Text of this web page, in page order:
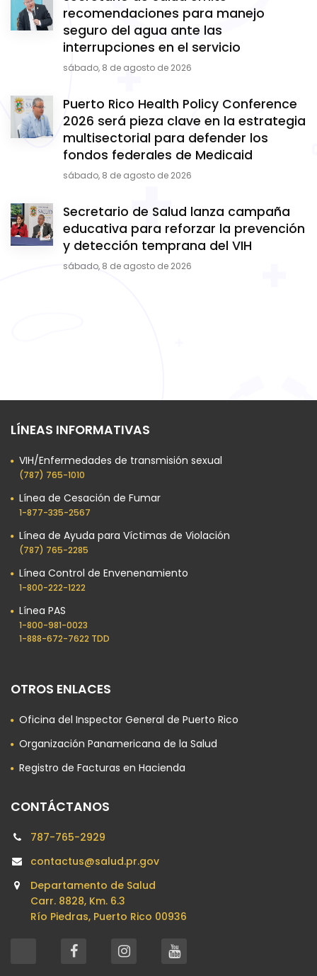
recomendaciones para manejo
seguro del agua ante las
interrupciones en el servicio
sábado, 8 de agosto de 2026
Puerto Rico Health Policy Conference
2026 será pieza clave en la estrategia
multisectorial para defender los
fondos federales de Medicaid
sábado, 8 de agosto de 2026
Secretario de Salud lanza campaña
educativa para reforzar la prevención
y detección temprana del VIH
sábado, 8 de agosto de 2026
OTROS ENLACES
Oficina del Inspector General de Puerto Rico
Organización Panamericana de la Salud
Registro de Facturas en Hacienda
LÍNEAS INFORMATIVAS
VIH/Enfermedades de transmisión sexual
(787) 765-1010
Línea de Cesación de Fumar
1-877-335-2567
Línea de Ayuda para Víctimas de Violación
(787) 765-2285
Línea Control de Envenenamiento
1-800-222-1222
Línea PAS
1-800-981-0023​
1-888-672-7622 TDD
CONTÁCTANOS
787-765-2929
contactus@salud.pr.gov
Departamento de Salud
Carr. 8828, Km. 6.3
Río Piedras, Puerto Rico 00936